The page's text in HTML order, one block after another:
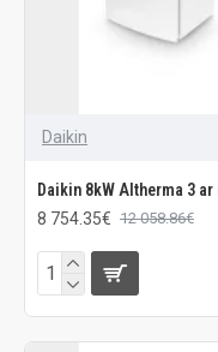
Daikin
Daikin 8kW Altherma 3
8 754.35€ 12 058.86€